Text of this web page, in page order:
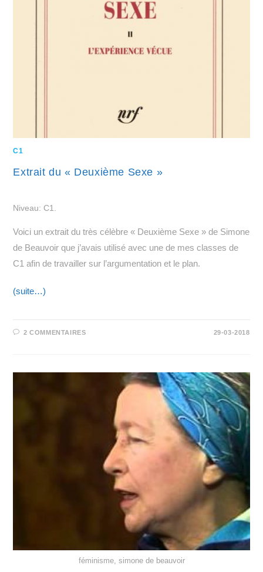
C1
Extrait du « Deuxième Sexe »
Niveau: C1.
Voici un extrait du très célèbre « Deuxième Sexe » de Simone
de Beauvoir que j’avais utilisé avec une de mes classes de
C1 afin de travailler sur l’argumentation et le plan.
(suite…)
2 COMMENTAIRES 29-03-2018
féminisme, simone de beauvoir